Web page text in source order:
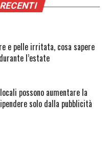
e pelle irritata, cosa sapere
l’estate
possono aumentare la
solo dalla pubblicità